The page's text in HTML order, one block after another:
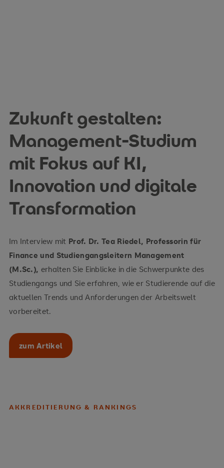
Zukunft gestalten:
Management-Studium
mit Fokus auf KI,
Innovation und digitale
Transformation
Im Interview mit Prof. Dr. Tea Riedel, Professorin für
Finance und Studiengangsleitern Management
(M.Sc.), erhalten Sie Einblicke in die Schwerpunkte des
Studiengangs und Sie erfahren, wie er Studierende auf die
aktuellen Trends und Anforderungen der Arbeitswelt
vorbereitet.
zum Artikel
AKKREDITIERUNG & RANKINGS